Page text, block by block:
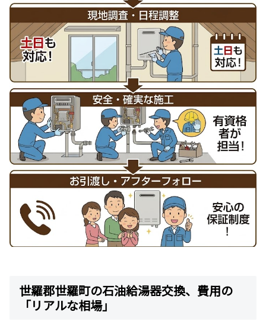
世羅郡世羅町の石油給湯器交換、費用の
「リアルな相場」